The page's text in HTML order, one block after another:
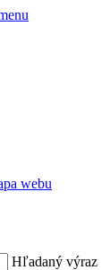
webu
Hľadaný výraz